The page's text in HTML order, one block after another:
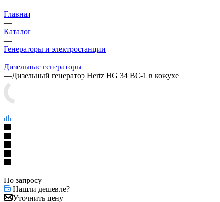
Главная
—
Каталог
—
Генераторы и электростанции
—
Дизельные генераторы
—Дизельный генератор Hertz HG 34 BС-1 в кожухе
По запросу
Нашли дешевле?
Уточнить цену